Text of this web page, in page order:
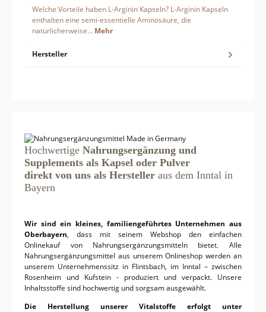
Welche Vorteile haben L-Arginin Kapseln? L-Arginin Kapseln
enthalten eine semi-essentielle Aminosäure, die
natürlicherweise… Mehr
Hersteller
Hochwertige Nahrungsergänzung und
Supplements als Kapsel oder Pulver
direkt von uns als Herstelleraus dem Inntal in
Bayern
Wir sind ein kleines, familiengeführtes Unternehmen aus
Oberbayern, dass mit seinem Webshop den einfachen
Onlinekauf von Nahrungsergänzungsmitteln bietet.
Alle
Nahrungsergänzungsmittel aus unserem Onlineshop werden an
unserem Unter­nehmens­sitz in Flintsbach, im Inntal – zwischen
Rosenheim und Kufstein - produziert und verpackt. Unsere
Inhaltsstoffe sind hochwertig und sorgsam ausgewählt.
Die Herstellung unserer Vitalstoffe erfolgt unter